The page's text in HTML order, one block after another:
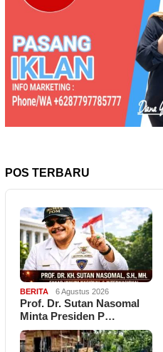
POS TERBARU
BERITA 6 Agustus 2026
Prof. Dr. Sutan Nasomal
Minta Presiden P…